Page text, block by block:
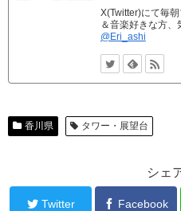
X(Twitter)にて毎
＆音楽好きな方、
@Eri_ashi
香川県 タワー・展望台
シェ
Twitter Facebook